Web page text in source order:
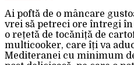
Ai poftă de o mâncare
vrei să petreci ore întregi
o rețetă de tocăniță de
multicooker, care îți va
Mediteranei cu minimum